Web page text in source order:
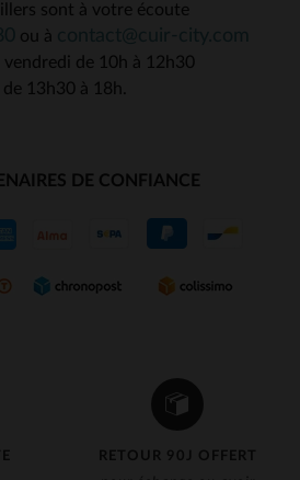
RETOUR 90J OFFERT
sont à votre écoute
ou à
de 10h à 12h30
de 13h30 à 18h.
DE CONFIANCE